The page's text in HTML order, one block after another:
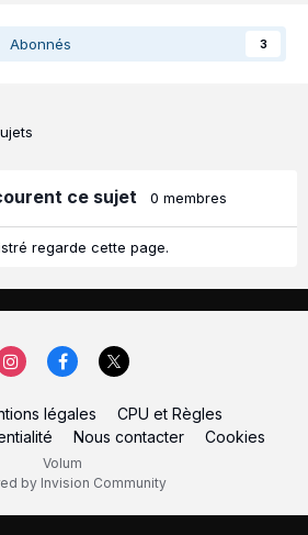
Abonnés 3
ce sujet 0 membres
regarde cette page.
légales
CPU et Règles
Nous contacter Cookies
Volum
by Invision Community